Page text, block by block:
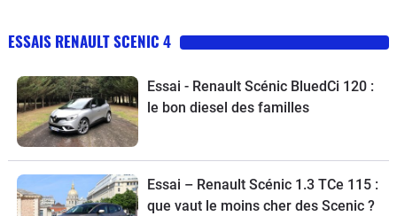
ESSAIS RENAULT SCENIC 4
Essai - Renault Scénic BluedCi 120 :
le bon diesel des familles
Essai – Renault Scénic 1.3 TCe 115 :
que vaut le moins cher des Scenic ?